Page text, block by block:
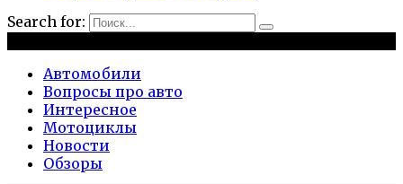
Search for:
Автомобили
Вопросы про авто
Интересное
Мотоциклы
Новости
Обзоры